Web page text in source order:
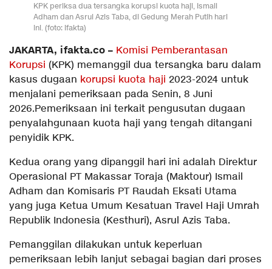
KPK periksa dua tersangka korupsi kuota haji, Ismail
Adham dan Asrul Azis Taba, di Gedung Merah Putih hari
ini. (foto: ifakta)
JAKARTA, ifakta.co – Komisi Pemberantasan
Korupsi (KPK) memanggil dua tersangka baru dalam
kasus dugaan korupsi kuota haji 2023-2024 untuk
menjalani pemeriksaan pada Senin, 8 Juni
2026.Pemeriksaan ini terkait pengusutan dugaan
penyalahgunaan kuota haji yang tengah ditangani
penyidik KPK.
Kedua orang yang dipanggil hari ini adalah Direktur
Operasional PT Makassar Toraja (Maktour) Ismail
Adham dan Komisaris PT Raudah Eksati Utama
yang juga Ketua Umum Kesatuan Travel Haji Umrah
Republik Indonesia (Kesthuri), Asrul Azis Taba.
Pemanggilan dilakukan untuk keperluan
pemeriksaan lebih lanjut sebagai bagian dari proses